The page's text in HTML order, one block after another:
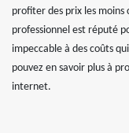
profiter des prix les moins
professionnel est réputé
impeccable à des coûts
pouvez en savoir plus à
internet.